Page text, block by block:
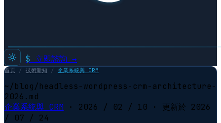
$ 立即諮詢 →
首頁 / 技術新知 / 企業系統與 CRM
~/blog/headless-wordpress-crm-architecture-
2026.md
企業系統與 CRM · 2026 / 02 / 10 · 更新於 2026
/ 07 / 24